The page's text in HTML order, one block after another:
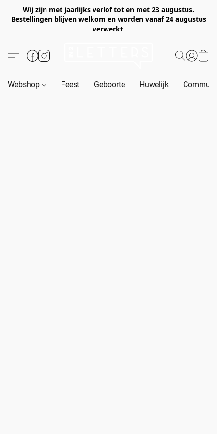
Wij zijn met jaarlijks verlof tot en met 23 augustus.
Bestellingen blijven welkom en worden vanaf 24 augustus
verwerkt.
Webshop Feest Geboorte Huwelijk